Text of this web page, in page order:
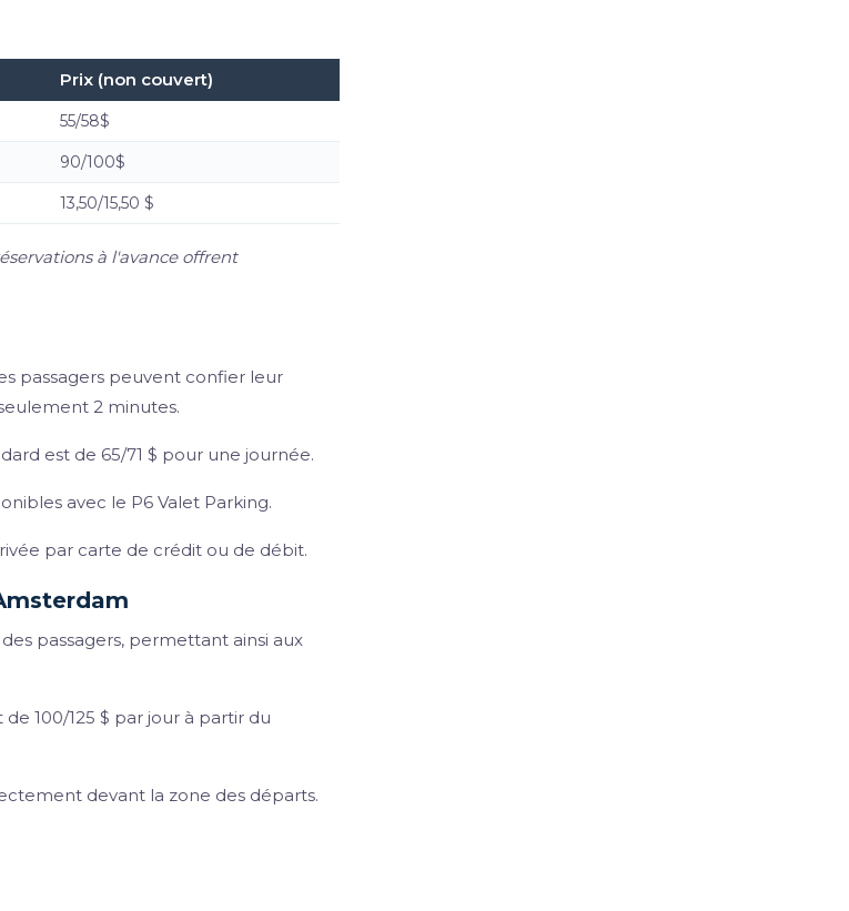
Prix (non couvert)
55/58$
90/100$
13,50/15,50 $
à l'avance offrent
passagers peuvent confier leur
2 minutes.
est de 65/71 $ pour une journée.
avec le P6 Valet Parking.
par carte de crédit ou de débit.
passagers, permettant ainsi aux
100/125 $ par jour à partir du
devant la zone des départs.